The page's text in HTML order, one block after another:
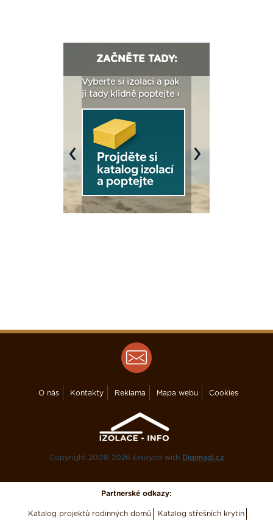
ZAČNĚTE TADY:
Vyberte si izolaci a pak
ji tady klidně poptejte ›
Previous Next
O nás Kontakty Reklama Mapa webu Cookies
Copyright 2008-2026 Enjoyed with Digimadi.cz
Partnerské odkazy:
Katalog projektů rodinných domů Katalog střešních krytin